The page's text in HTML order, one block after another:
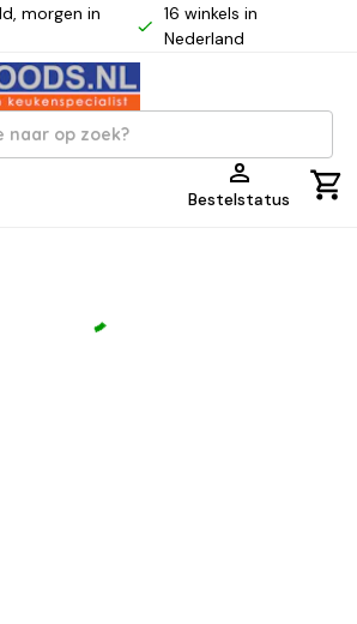
morgen in
16 winkels in
Nederland
Bestelstatus